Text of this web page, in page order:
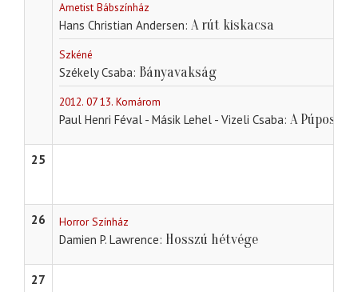
Ametist Bábszínház
Hans Christian Andersen A rút kiskacsa
Szkéné
Székely Csaba Bányavakság
2012. 07 13. Komárom
Paul Henri Féval - Másik Lehel - Vizeli Csaba A Púpos
25
26 Horror Színház
Damien P. Lawrence Hosszú hétvége
27